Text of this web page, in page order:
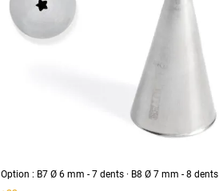
Option : B7 Ø 6 mm - 7 dents · B8 Ø 7 mm - 8 dents